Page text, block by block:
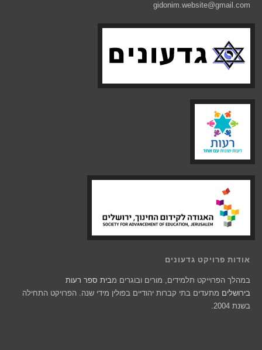
gidonim.website@gmail.com
אודות פרויקט גדעונים
במהלך הפרוייקט תלמידים, מורים ובוגרים מבית ספר רעות
בירושלים מתעדים בתי קברות יהודיים בפולין מידי שנה. הפרויקט התחילה
בשנת 2004.